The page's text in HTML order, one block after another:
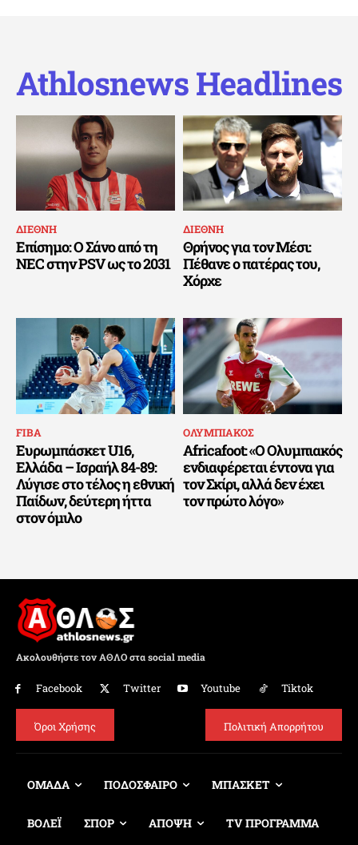
Athlosnews Headlines
ΔΙΕΘΝΗ
Επίσημο: Ο Σάνο από τη
NEC στην PSV ως το 2031
ΔΙΕΘΝΗ
Θρήνος για τον Μέσι:
Πέθανε ο πατέρας του,
Χόρχε
FIBA
Ευρωμπάσκετ U16,
Ελλάδα – Ισραήλ 84-89:
Λύγισε στο τέλος η εθνική
Παίδων, δεύτερη ήττα
στον όμιλο
ΟΛΥΜΠΙΑΚΟΣ
Africafoot: «Ο Ολυμπιακός
ενδιαφέρεται έντονα για
τον Σκίρι, αλλά δεν έχει
τον πρώτο λόγο»
Ακολουθήστε τον ΑΘΛΟ στα social media
Facebook Twitter Youtube Tiktok
Όροι Χρήσης Πολιτική Απορρήτου
ΟΜΑΔΑ ΠΟΔΟΣΦΑΙΡΟ ΜΠΑΣΚΕΤ
ΒΟΛΕΪ ΣΠΟΡ ΑΠΟΨΗ TV ΠΡΟΓΡΑΜΜΑ